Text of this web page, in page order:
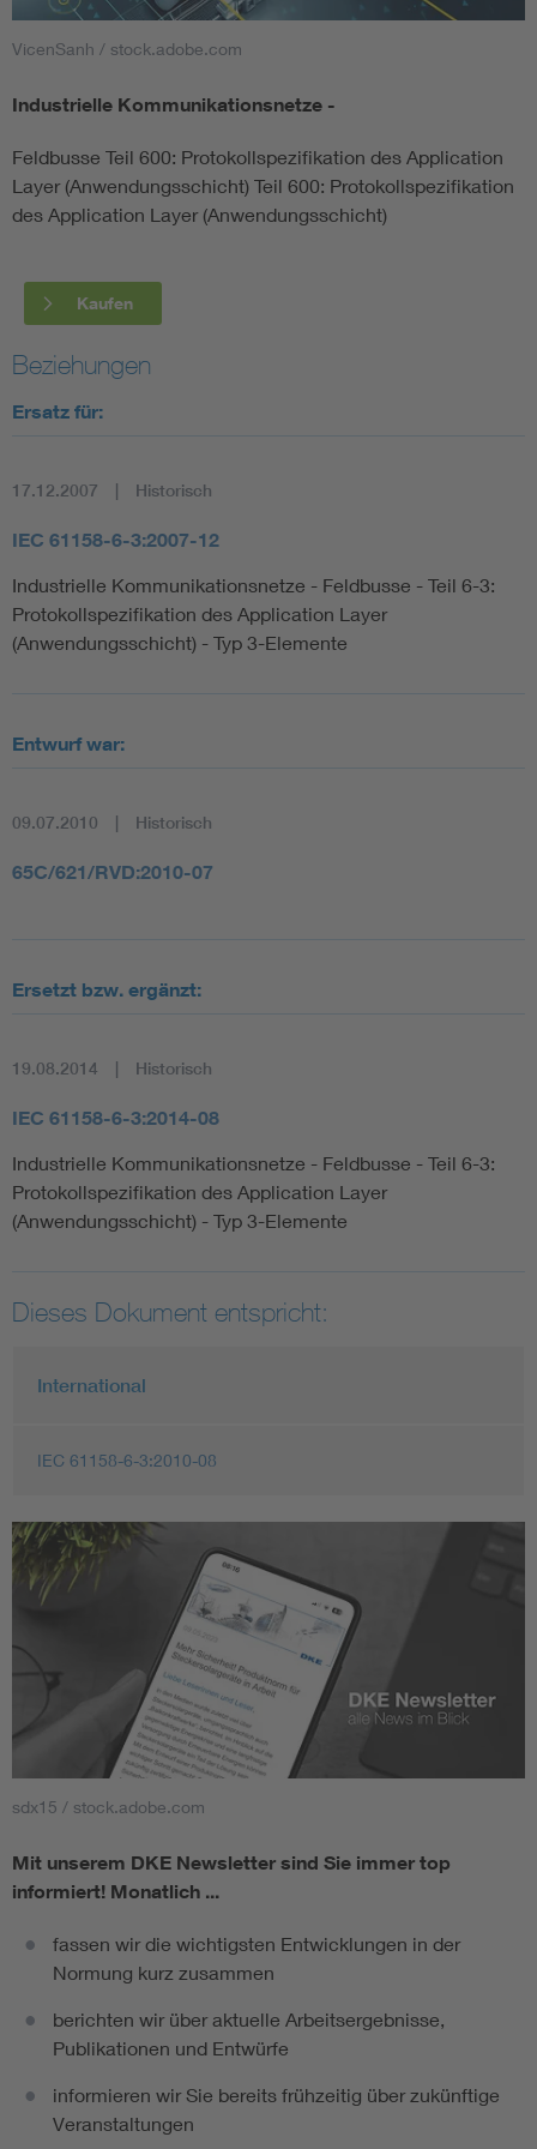
Smart Cities
DKE Fachinformationen im Kontext der Normung
Blitzschutz: DIN EN 62305 in der Übersicht
Cybersecurity in der Industrieautomatisierung
DIN VDE 0100 für sichere Elektroinstallationen
VicenSanh / stock.adobe.com
Industrielle Kommunikationsnetze -
Feldbusse Teil 600: Protokollspezifikation des Application
Layer (Anwendungsschicht) Teil 600: Protokollspezifikation
des Application Layer (Anwendungsschicht)
Kaufen
Beziehungen
Ersatz für:
17.12.2007 Historisch
IEC 61158-6-3:2007-12
Industrielle Kommunikationsnetze - Feldbusse - Teil 6-3:
Protokollspezifikation des Application Layer
(Anwendungsschicht) - Typ 3-Elemente
Entwurf war:
09.07.2010 Historisch
65C/621/RVD:2010-07
Ersetzt bzw. ergänzt:
19.08.2014 Historisch
IEC 61158-6-3:2014-08
Industrielle Kommunikationsnetze - Feldbusse - Teil 6-3:
Protokollspezifikation des Application Layer
(Anwendungsschicht) - Typ 3-Elemente
Dieses Dokument entspricht:
International
IEC 61158-6-3:2010-08
sdx15 / stock.adobe.com
Mit unserem DKE Newsletter sind Sie immer top
informiert! Monatlich ...
fassen wir die wichtigsten Entwicklungen in der
Normung kurz zusammen
berichten wir über aktuelle Arbeitsergebnisse,
Publikationen und Entwürfe
informieren wir Sie bereits frühzeitig über zukünftige
Veranstaltungen